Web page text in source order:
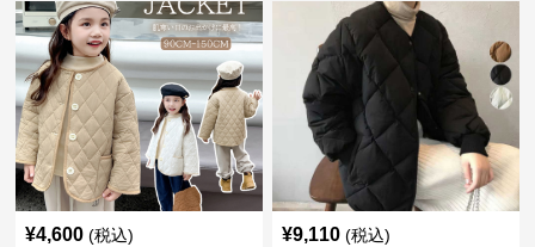
¥4,600 (税込) ¥9,110 (税込)